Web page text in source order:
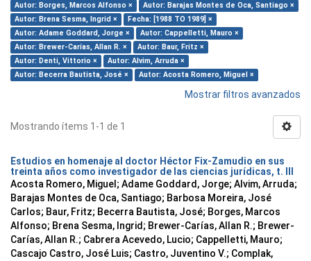
Autor: Borges, Marcos Alfonso ×
Autor: Barajas Montes de Oca, Santiago ×
Autor: Brena Sesma, Ingrid ×
Fecha: [1988 TO 1989] ×
Autor: Adame Goddard, Jorge ×
Autor: Cappelletti, Mauro ×
Autor: Brewer-Carías, Allan R. ×
Autor: Baur, Fritz ×
Autor: Denti, Vittorio ×
Autor: Alvim, Arruda ×
Autor: Becerra Bautista, José ×
Autor: Acosta Romero, Miguel ×
Mostrar filtros avanzados
Mostrando ítems 1-1 de 1
Estudios en homenaje al doctor Héctor Fix-Zamudio en sus
treinta años como investigador de las ciencias jurídicas, t. III
Acosta Romero, Miguel; Adame Goddard, Jorge; Alvim, Arruda;
Barajas Montes de Oca, Santiago; Barbosa Moreira, José
Carlos; Baur, Fritz; Becerra Bautista, José; Borges, Marcos
Alfonso; Brena Sesma, Ingrid; Brewer-Carías, Allan R.; Brewer-
Carías, Allan R.; Cabrera Acevedo, Lucio; Cappelletti, Mauro;
Cascajo Castro, José Luis; Castro, Juventino V.; Complak,